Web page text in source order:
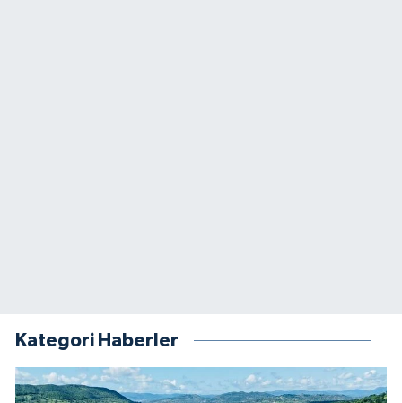
Kategori Haberler